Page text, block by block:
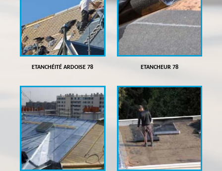
ETANCHÉITÉ ARDOISE 78 ETANCHEUR 78